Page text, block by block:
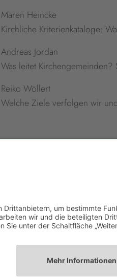
Maren Heincke
Kirchliche Kriterienkataloge:
Andreas Jordan
Was leitet Kirchengemeinden?
Reiko Wöllert
Welche Ziele verfolgen wir